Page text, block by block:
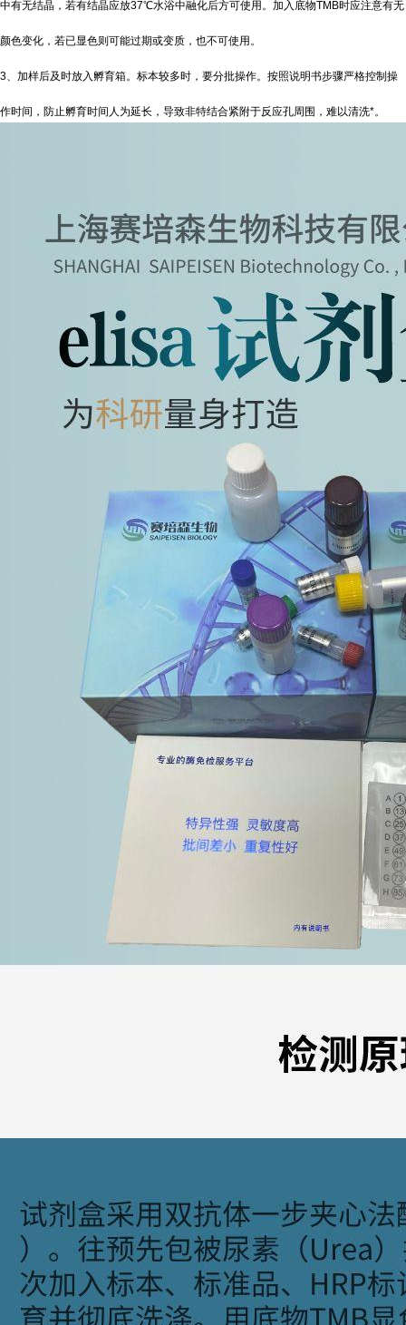
中有无结晶，若有结晶应放37℃水浴中融化后方可使用。加入底物TMB时应注意有无
颜色变化，若已显色则可能过期或变质，也不可使用。
3、加样后及时放入孵育箱。标本较多时，要分批操作。按照说明书步骤严格控制操
作时间，防止孵育时间人为延长，导致非特结合紧附于反应孔周围，难以清洗*。